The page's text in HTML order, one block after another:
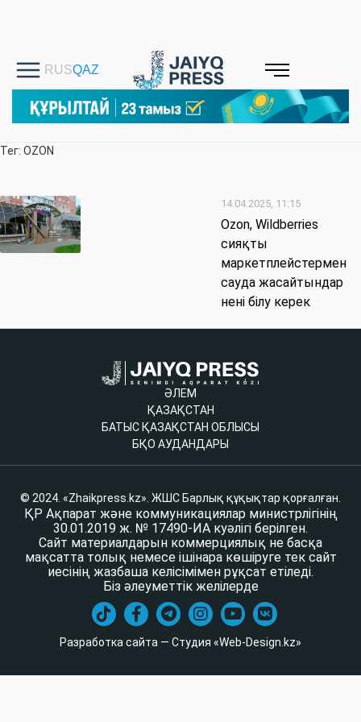
Тег: OZON
14.04.2025, 11:15
Ozon, Wildberries
сияқты
маркетплейстермен
сауда жасайтындар
нені білу керек
ӘЛЕМ
ҚАЗАҚСТАН
БАТЫС ҚАЗАҚСТАН ОБЛЫСЫ
БҚО АУДАНДАРЫ
© 2024. «Zhaikpress.kz». ЖШС Барлық құқықтар қорғалған.
ҚР Ақпарат және коммуникациялар министрлігінің
30.01.2019 ж. № 17490-ИА куәлігі берілген.
Сайт материалдарын коммерциялық не басқа
мақсатта толық немесе ішінара көшіруге тек сайт
иесінің жазбаша келісімімен рұқсат етіледі.
Біз әлеуметтік желілерде
Разработка сайта — Студия «Web-Design.kz»